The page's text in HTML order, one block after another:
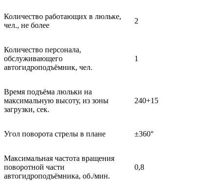
Количество работающих в люльке,
чел., не более
2
Количество персонала,
обслуживающего
автогидроподъёмник, чел.
1
Время подъёма люльки на
максимальную высоту, из зоны
загрузки, сек.
240+15
Угол поворота стрелы в плане ±360°
Максимальная частота вращения
поворотной части
автогидроподъёмника, об./мин.
0,8